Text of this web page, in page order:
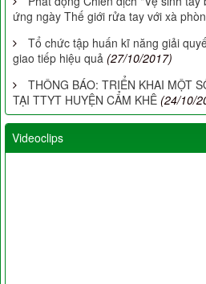
ứng ngày Thế giới rửa tay với xà
Tổ chức tập huấn kĩ năng giải
giao tiếp hiệu quả (27/10/2017)
THÔNG BÁO: TRIỂN KHAI MỘT
TẠI TTYT HUYỆN CẨM KHÊ (24/10/
Videoclips